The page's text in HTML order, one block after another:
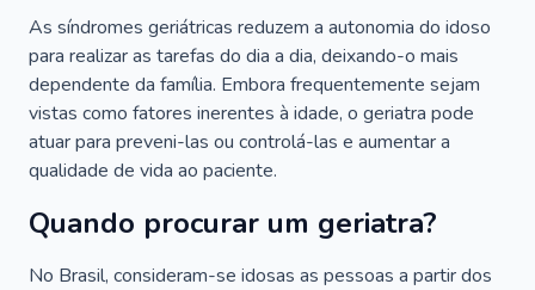
As síndromes geriátricas reduzem a autonomia do idoso
para realizar as tarefas do dia a dia, deixando-o mais
dependente da família. Embora frequentemente sejam
vistas como fatores inerentes à idade, o geriatra pode
atuar para preveni-las ou controlá-las e aumentar a
qualidade de vida ao paciente.
Quando procurar um geriatra?
No Brasil, consideram-se idosas as pessoas a partir dos